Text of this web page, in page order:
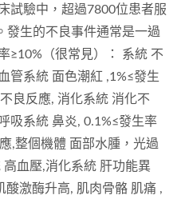
試驗中，超過7800位患者服
發生的不良事件通常是一過
≥10%（很常見）： 系統 不
管系統 面色潮紅 ,1%≤發生
良反應, 消化系統 消化不
吸系統 鼻炎, 0.1%≤發生率
,整個機體 面部水腫，光過
血壓,消化系統 肝功能異
酸激酶升高, 肌肉骨骼 肌痛 ,